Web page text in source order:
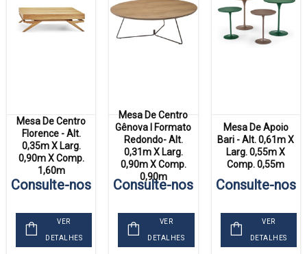
Mesa De Centro
Florence - Alt.
0,35m X Larg.
0,90m X Comp.
1,60m
Consulte-nos
VER
DETALHES
Mesa De Centro
Gênova I Formato
Redondo- Alt.
0,31m X Larg.
0,90m X Comp.
0,90m
Consulte-nos
VER
DETALHES
Mesa De Apoio
Bari - Alt. 0,61m X
Larg. 0,55m X
Comp. 0,55m
Consulte-nos
VER
DETALHES